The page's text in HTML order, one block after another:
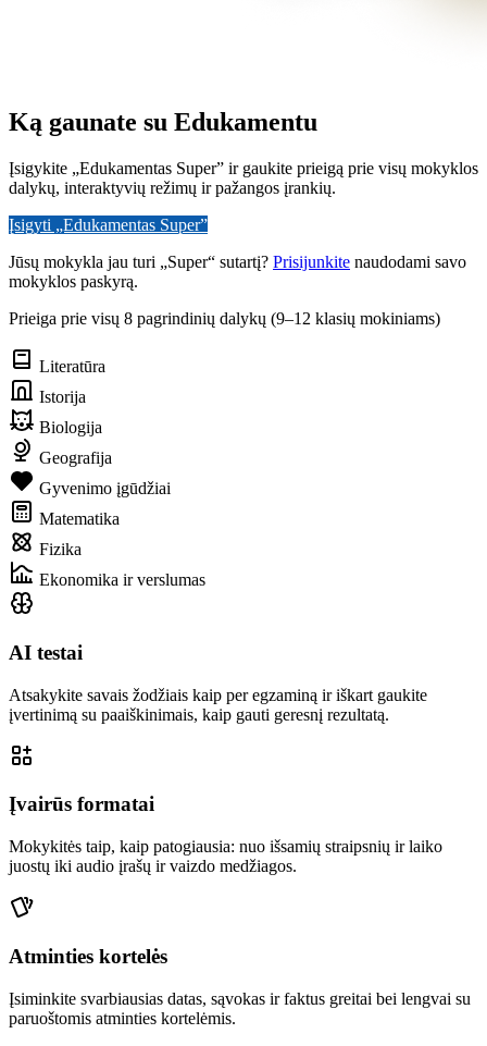
Ką gaunate su Edukamentu
Įsigykite „Edukamentas Super” ir gaukite prieigą prie visų mokyklos
dalykų, interaktyvių režimų ir pažangos įrankių.
Įsigyti „Edukamentas Super”
Jūsų mokykla jau turi „Super“ sutartį? Prisijunkite naudodami savo
mokyklos paskyrą.
Prieiga prie visų 8 pagrindinių dalykų (9–12 klasių mokiniams)
Literatūra
Istorija
Biologija
Geografija
Gyvenimo įgūdžiai
Matematika
Fizika
Ekonomika ir verslumas
AI testai
Atsakykite savais žodžiais kaip per egzaminą ir iškart gaukite
įvertinimą su paaiškinimais, kaip gauti geresnį rezultatą.
Įvairūs formatai
Mokykitės taip, kaip patogiausia: nuo išsamių straipsnių ir laiko
juostų iki audio įrašų ir vaizdo medžiagos.
Atminties kortelės
Įsiminkite svarbiausias datas, sąvokas ir faktus greitai bei lengvai su
paruoštomis atminties kortelėmis.